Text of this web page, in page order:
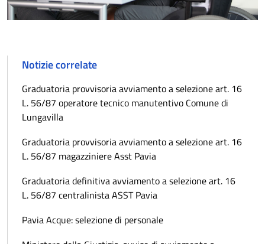
Notizie correlate
Graduatoria provvisoria avviamento a selezione art. 16
L. 56/87 operatore tecnico manutentivo Comune di
Lungavilla
Graduatoria provvisoria avviamento a selezione art. 16
L. 56/87 magazziniere Asst Pavia
Graduatoria definitiva avviamento a selezione art. 16
L. 56/87 centralinista ASST Pavia
Pavia Acque: selezione di personale